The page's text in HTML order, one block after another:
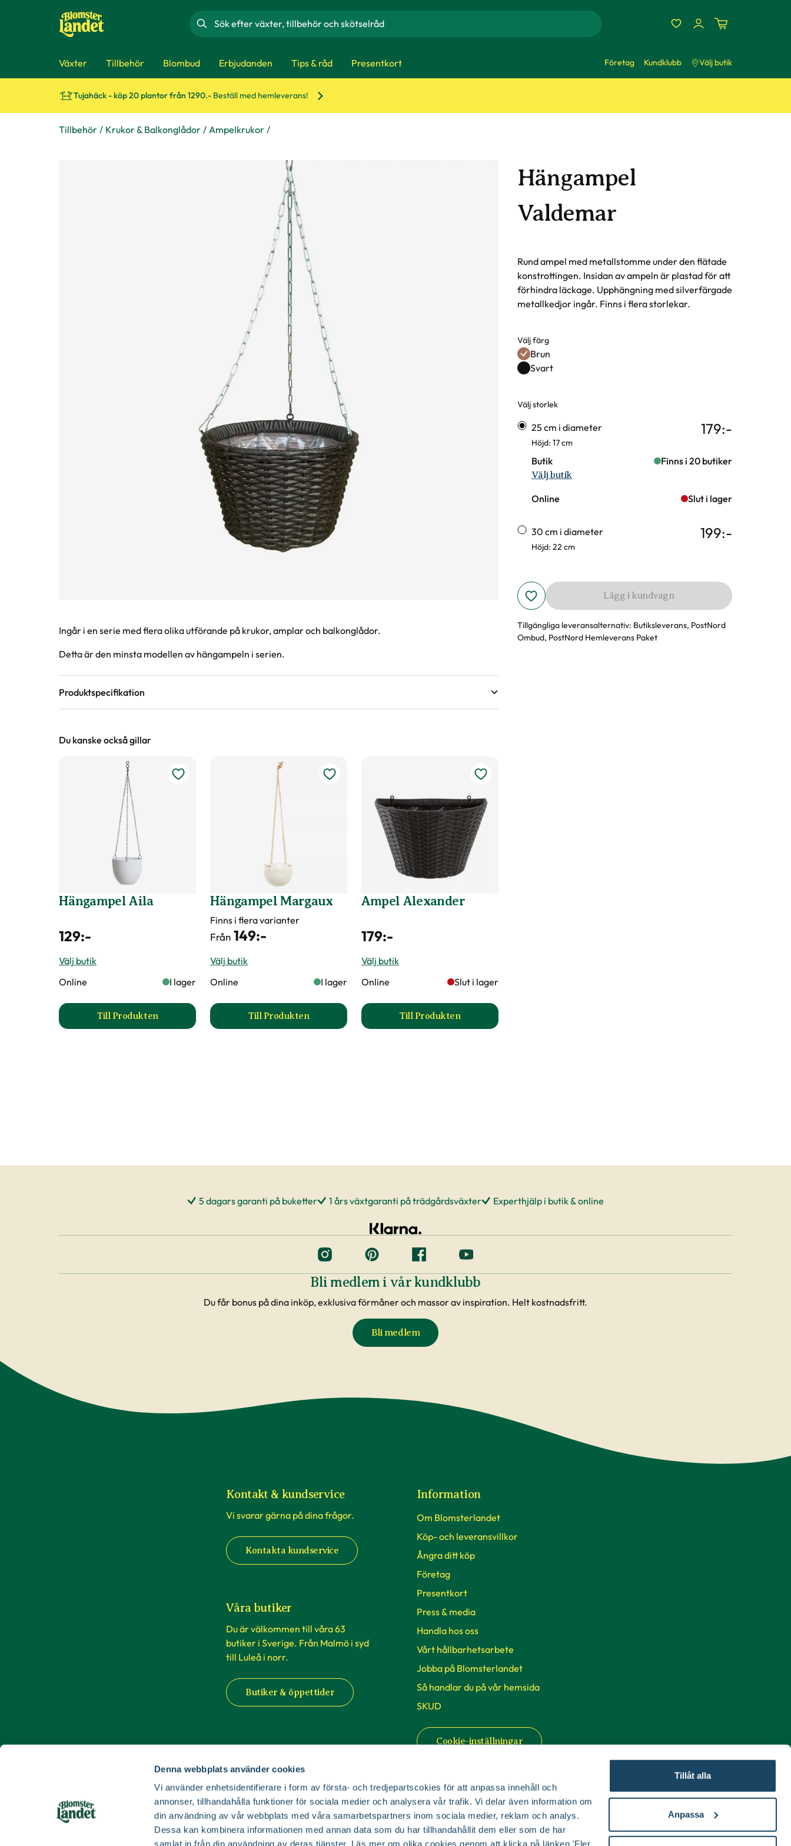
Denna webbplats använder cookies
Vi använder enhetsidentifierare i form av första- och tredjepartscokies för att anpassa innehåll och
annonser, tillhandahålla funktioner för sociala medier och analysera vår trafik. Vi delar även information om
din användning av vår webbplats med våra samarbetspartners inom sociala medier, reklam och analys.
Dessa kan kombinera informationen med annan data som du har tillhandahållit dem eller som de har
samlat in från din användning av deras tjänster. Läs mer om olika cookies genom att klicka på länken 'Fler
Tillåt alla
Anpassa
Sök
Växter Tillbehör Blombud Erbjudanden Tips & råd Presentkort Företag Kundklubb Välj butik
Tujahäck - köp 20 plantor från 1290.- Beställ med hemleverans!
Tillbehör Krukor & Balkonglådor Ampelkrukor
Hängampel
Valdemar
Rund ampel med metallstomme under den flätade
konstrottingen. Insidan av ampeln är plastad för att
förhindra läckage. Upphängning med silverfärgade
metallkedjor ingår. Finns i flera storlekar.
Välj färg
Färgval
Brun
Svart
Välj storlek
Varianter
25 cm i diameter
Höjd: 17 cm
179:-
Butik Finns i 20 butiker
Välj butik
Online Slut i lager
30 cm i diameter
Höjd: 22 cm
199:-
Lägg i kundvagn
Tillgängliga leveransalternativ: Butiksleverans, PostNord
Ombud, PostNord Hemleverans Paket
Produktinformation
Ingår i en serie med flera olika utförande på krukor, amplar och balkonglådor.
Detta är den minsta modellen av hängampeln i serien.
Produktspecifikation
Diameter toppen 25 cm
25 cm
109695
Du kanske också gillar
Hängampel Aila
129:-
Välj butik
Online
I lager
Till Produkten
till Hängampel Aila produktsida
Hängampel Margaux
Finns i flera varianter
Från 149:-
Välj butik
Online
I lager
Till Produkten
till Hängampel Margaux produktsida
Ampel Alexander
179:-
Välj butik
Online
Slut i lager
Till Produkten
till Ampel Alexander produktsida
5 dagars garanti på buketter 1 års växtgaranti på trädgårdsväxter Experthjälp i butik & online
Bli medlem i vår kundklubb
Du får bonus på dina inköp, exklusiva förmåner och massor av inspiration. Helt kostnadsfritt.
Bli medlem
Kontakt & kundservice
Vi svarar gärna på dina frågor.
Kontakta kundservice
Våra butiker
Du är välkommen till våra 63
butiker i Sverige. Från Malmö i syd
till Luleå i norr.
Butiker & öppettider
Information
Om Blomsterlandet
Köp- och leveransvillkor
Ångra ditt köp
Företag
Presentkort
Press & media
Handla hos oss
Vårt hållbarhetsarbete
Jobba på Blomsterlandet
Så handlar du på vår hemsida
SKUD
Cookie-inställningar
© Copyright Blomsterlandet 2025